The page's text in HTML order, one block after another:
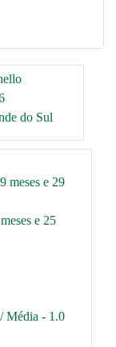
do Sul
meses e 29
e 25
Média - 1.0